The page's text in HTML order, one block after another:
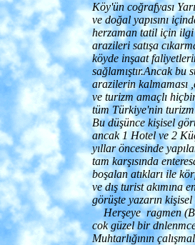
Köy'ün coğrafyası
ve doğal yapısını
herzaman tatil için
arazileri satışa
köyde inşaat
sağlamıştır.Ancak
arazilerin kalmaması
ve turizm amaçlı
tüm Türkiye'nin
Bu düşünce kişisel
ancak 1 Hotel ve 2
yıllar öncesinde
tam karşısında
boşalan atıkları ile
ve dış turist akımına
görüşte yazarın
Herşeye ragmen
cok güzel bir
Muhtarlığının